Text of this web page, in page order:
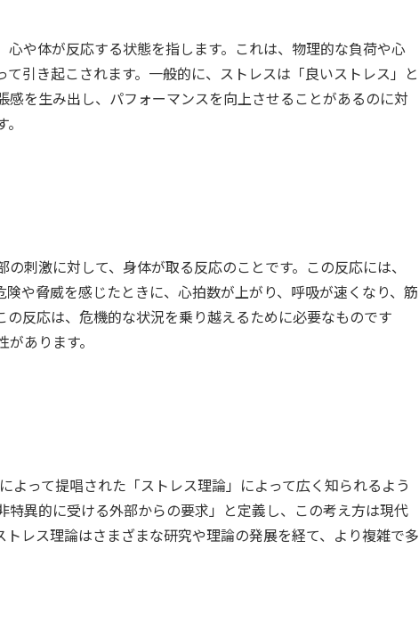
や体が反応する状態を指します。これは、物理的な負荷や心
引き起こされます。一般的に、ストレスは「良いストレス」と
感を生み出し、パフォーマンスを向上させることがあるのに対
刺激に対して、身体が取る反応のことです。この反応には、
や脅威を感じたときに、心拍数が上がり、呼吸が速くなり、筋
反応は、危機的な状況を乗り越えるために必要なものです
あります。
よって提唱された「ストレス理論」によって広く知られるよう
異的に受ける外部からの要求」と定義し、この考え方は現代
レス理論はさまざまな研究や理論の発展を経て、より複雑で多